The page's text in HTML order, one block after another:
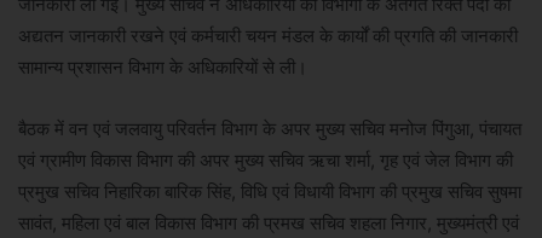
अद्यतन जानकारी रखने एवं कर्मचारी चयन मंडल के कार्यों की प्रगति की जानकारी
सामान्य प्रशासन विभाग के अधिकारियों से ली।
बैठक में वन एवं जलवायु परिवर्तन विभाग के अपर मुख्य सचिव मनोज पिंगुआ, पंचायत
एवं ग्रामीण विकास विभाग की अपर मुख्य सचिव ऋचा शर्मा, गृह एवं जेल विभाग की
प्रमुख सचिव निहारिका बारिक सिंह, विधि एवं विधायी विभाग की प्रमुख सचिव सुषमा
सावंत, महिला एवं बाल विकास विभाग की प्रमख सचिव शहला निगार, मुख्यमंत्री एवं